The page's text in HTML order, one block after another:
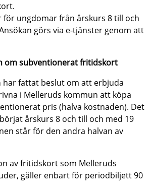
för ungdomar från årskurs 8 till och
görs via e-tjänster genom att
om subventionerat fritidskort
har fattat beslut om att erbjuda
i Melleruds kommun att köpa
pris (halva kostnaden). Det
årskurs 8 och till och med 19
står för den andra halvan av
av fritidskort som Melleruds
gäller enbart för periodbiljett 90